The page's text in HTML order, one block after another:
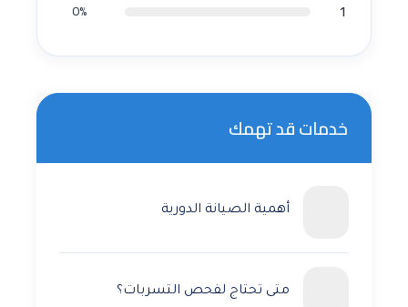
1
0%
خدمات قد تهمك
أهمية الصيانة الدورية
متى تحتاج لفحص التسربات؟